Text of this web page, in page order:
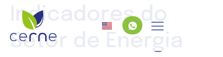
Indicadores do
Setor de Energia